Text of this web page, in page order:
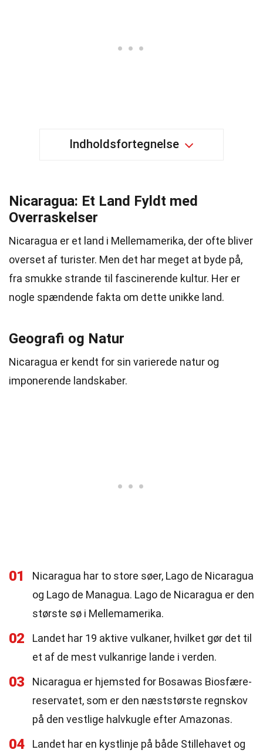
Indholdsfortegnelse
Nicaragua: Et Land Fyldt med
Overraskelser
Nicaragua er et land i Mellemamerika, der ofte bliver
overset af turister. Men det har meget at byde på,
fra smukke strande til fascinerende kultur. Her er
nogle spændende fakta om dette unikke land.
Geografi og Natur
Nicaragua er kendt for sin varierede natur og
imponerende landskaber.
01
Nicaragua har to store søer, Lago de Nicaragua
og Lago de Managua. Lago de Nicaragua er den
største sø i Mellemamerika.
02
Landet har 19 aktive vulkaner, hvilket gør det til
et af de mest vulkanrige lande i verden.
03
Nicaragua er hjemsted for Bosawas Biosfære-
reservatet, som er den næststørste regnskov
på den vestlige halvkugle efter Amazonas.
04
Landet har en kystlinje på både Stillehavet og